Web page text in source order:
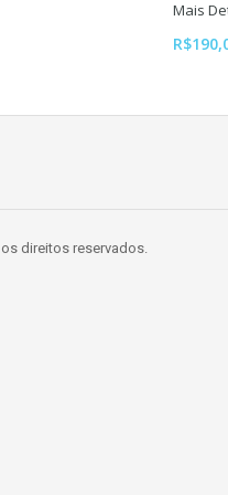
Mais
direitos reservados.